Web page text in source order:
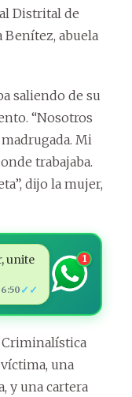
Distrital de
Benítez, abuela
saliendo de su
“Nosotros
Mi
trabajaba.
dijo la mujer,
unite
✓✓
1
Criminalística
una
y una cartera